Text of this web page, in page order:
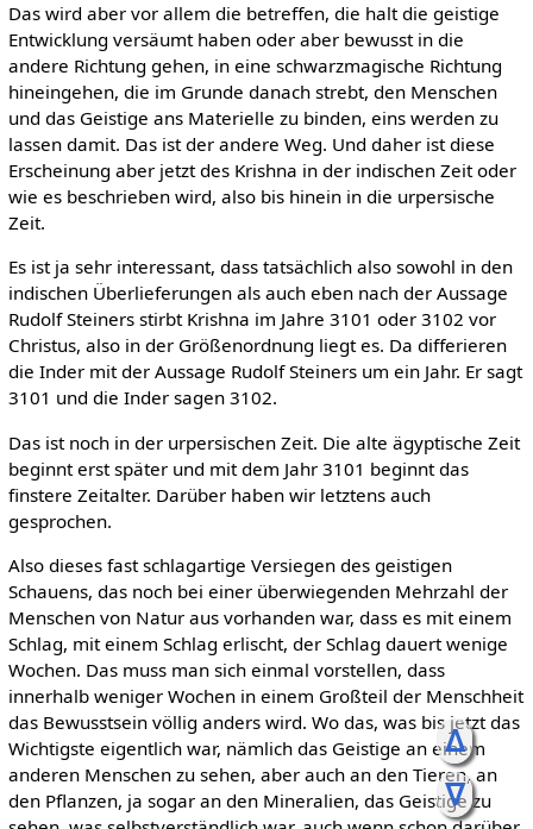
ᐃ
ᐁ
Das wird aber vor allem die betreffen, die halt die geistige
Entwicklung versäumt haben oder aber bewusst in die
andere Richtung gehen, in eine schwarzmagische Richtung
hineingehen, die im Grunde danach strebt, den Menschen
und das Geistige ans Materielle zu binden, eins werden zu
lassen damit. Das ist der andere Weg. Und daher ist diese
Erscheinung aber jetzt des Krishna in der indischen Zeit oder
wie es beschrieben wird, also bis hinein in die urpersische
Zeit.
Es ist ja sehr interessant, dass tatsächlich also sowohl in den
indischen Überlieferungen als auch eben nach der Aussage
Rudolf Steiners stirbt Krishna im Jahre 3101 oder 3102 vor
Christus, also in der Größenordnung liegt es. Da differieren
die Inder mit der Aussage Rudolf Steiners um ein Jahr. Er sagt
3101 und die Inder sagen 3102.
Das ist noch in der urpersischen Zeit. Die alte ägyptische Zeit
beginnt erst später und mit dem Jahr 3101 beginnt das
finstere Zeitalter. Darüber haben wir letztens auch
gesprochen.
Also dieses fast schlagartige Versiegen des geistigen
Schauens, das noch bei einer überwiegenden Mehrzahl der
Menschen von Natur aus vorhanden war, dass es mit einem
Schlag, mit einem Schlag erlischt, der Schlag dauert wenige
Wochen. Das muss man sich einmal vorstellen, dass
innerhalb weniger Wochen in einem Großteil der Menschheit
das Bewusstsein völlig anders wird. Wo das, was bis jetzt das
Wichtigste eigentlich war, nämlich das Geistige an einem
anderen Menschen zu sehen, aber auch an den Tieren, an
den Pflanzen, ja sogar an den Mineralien, das Geistige zu